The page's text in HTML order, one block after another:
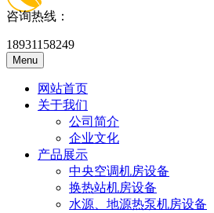
咨询热线：
18931158249
Menu
网站首页
关于我们
公司简介
企业文化
产品展示
中央空调机房设备
换热站机房设备
水源、地源热泵机房设备